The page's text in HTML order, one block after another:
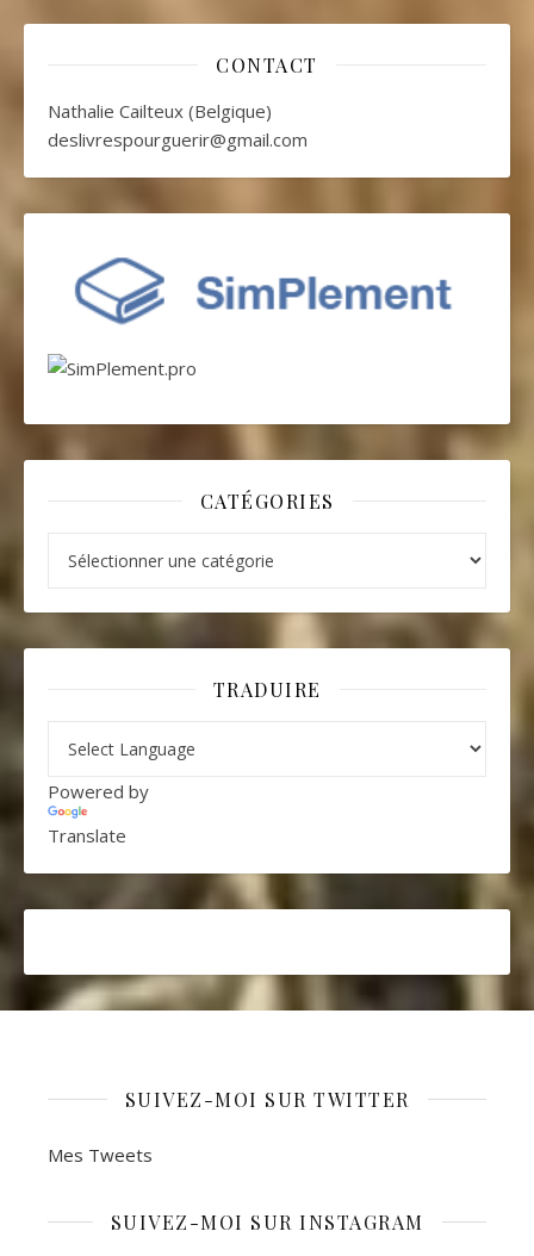
CONTACT
Nathalie Cailteux (Belgique)
deslivrespourguerir@gmail.com
CATÉGORIES
TRADUIRE
Powered by
Translate
SUIVEZ-MOI SUR TWITTER
Mes Tweets
SUIVEZ-MOI SUR INSTAGRAM